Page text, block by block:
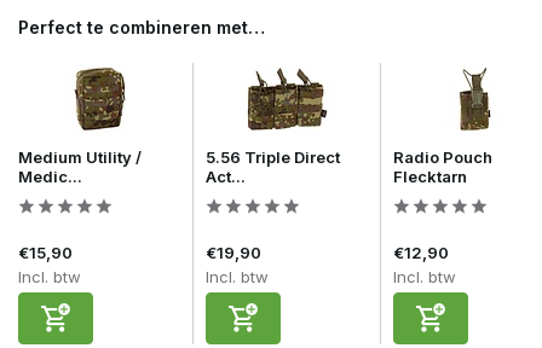
Perfect te combineren met…
Medium Utility /
Medic...
€15,90
Incl. btw
5.56 Triple Direct
Act...
€19,90
Incl. btw
Radio Pouch
Flecktarn
€12,90
Incl. btw